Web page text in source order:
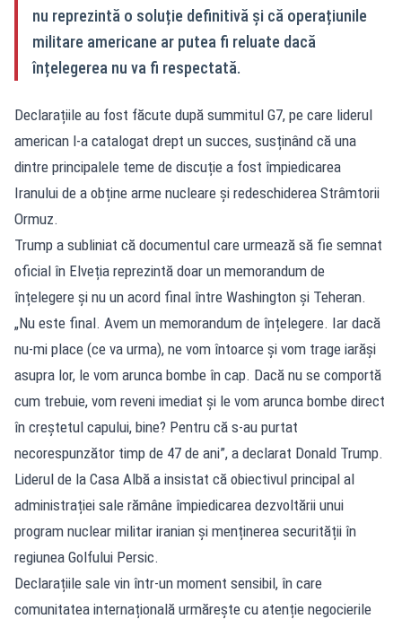
nu reprezintă o soluție definitivă și că operațiunile
militare americane ar putea fi reluate dacă
înțelegerea nu va fi respectată.
Declarațiile au fost făcute după summitul G7, pe care liderul
american l-a catalogat drept un succes, susținând că una
dintre principalele teme de discuție a fost împiedicarea
Iranului de a obține arme nucleare și redeschiderea Strâmtorii
Ormuz.
Trump a subliniat că documentul care urmează să fie semnat
oficial în Elveția reprezintă doar un memorandum de
înțelegere și nu un acord final între Washington și Teheran.
„Nu este final. Avem un memorandum de înțelegere. Iar dacă
nu-mi place (ce va urma), ne vom întoarce și vom trage iarăși
asupra lor, le vom arunca bombe în cap. Dacă nu se comportă
cum trebuie, vom reveni imediat și le vom arunca bombe direct
în creștetul capului, bine? Pentru că s-au purtat
necorespunzător timp de 47 de ani”, a declarat Donald Trump.
Liderul de la Casa Albă a insistat că obiectivul principal al
administrației sale rămâne împiedicarea dezvoltării unui
program nuclear militar iranian și menținerea securității în
regiunea Golfului Persic.
Declarațiile sale vin într-un moment sensibil, în care
comunitatea internațională urmărește cu atenție negocierile